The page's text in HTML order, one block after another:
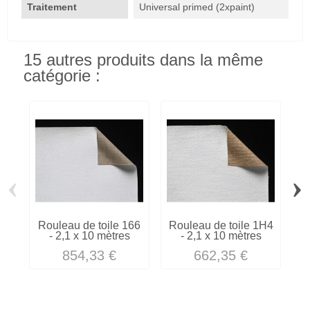
Traitement Universal primed (2xpaint)
15 autres produits dans la même
catégorie :
Rouleau de toile 166
- 2,1 x 10 mètres
854,33 €
Rouleau de toile 1H4
- 2,1 x 10 mètres
662,35 €
‹ ›